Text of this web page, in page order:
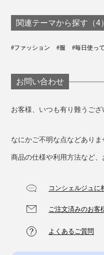
関連テーマから探す（4）
#ファッション #服 #毎日使っ
お問い合わせ
お客様、いつも有り難うござ
なにかご不明な点などありま
商品の仕様や利用方法など、
コンシェルジュに
ご注文済みのお客
よくあるご質問